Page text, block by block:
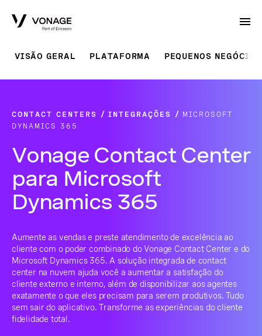
VISÃO GERAL PLATAFORMA PEQUENOS NEGÓCIOS
CONTACT CENTERS INTEGRAÇÕES
MICROSOFT
DYNAMICS 365
Vonage Contact Center
para Microsoft
Dynamics 365
Aumente as vendas e preste atendimento de excelência ao
cliente com o poder combinado do Vonage Contact Center e do
Microsoft Dynamics 365. A solução integrada de contact
center na nuvem ajuda você a aumentar a satisfação do
cliente externo e interno, além de disponibilizar aos agentes
exatamente o que eles precisam para serem produtivos. Tudo
sem sair do aplicativo. Transforme as experiências do cliente
fidelidade total.